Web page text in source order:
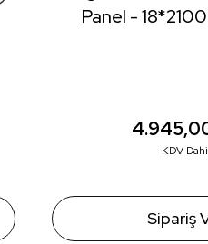
Panel -
KDV
Sipariş